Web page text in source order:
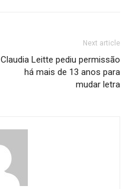
Next article
Claudia Leitte pediu permissão
há mais de 13 anos para
mudar letra